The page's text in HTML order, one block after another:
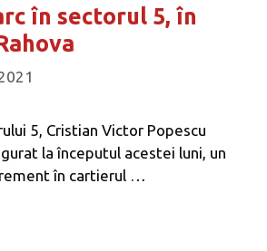
în sectorul 5, în
5, Cristian Victor Popescu
la începutul acestei luni, un
în cartierul …